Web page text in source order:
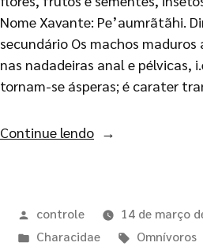
Nome Xavante: Pe’aumrãtãhi.
secundário Os machos
nas nadadeiras anal e pélvicas,
tornam-se ásperas; é carater
Continue lendo
controle
14 de março
Characidae
Omnívoros